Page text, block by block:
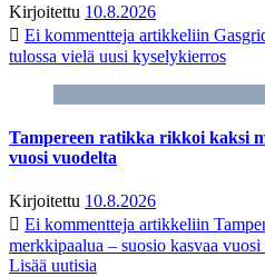
Kirjoitettu 10.8.2026
Ei kommentteja artikkeliin
tulossa vielä uusi kyselykierros
Tampereen ratikka rikkoi kaksi
vuosi vuodelta
Kirjoitettu 10.8.2026
Ei kommentteja artikkeliin
merkkipaalua – suosio kasvaa vuosi
Lisää uutisia